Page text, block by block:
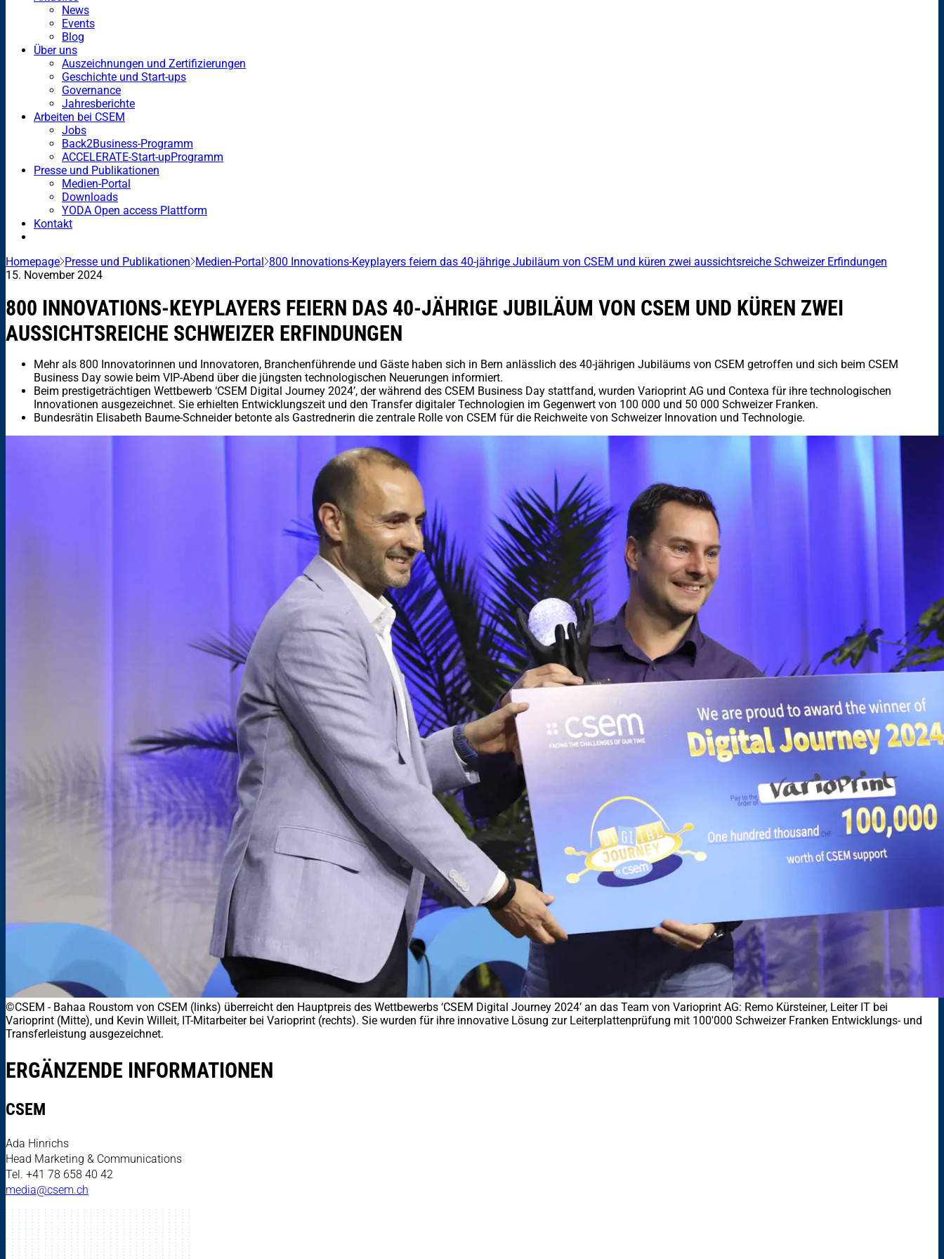
News
Events
Blog
Über uns
Auszeichnungen und Zertifizierungen
Geschichte und Start-ups
Governance
Jahresberichte
Arbeiten bei CSEM
Jobs
Back2Business-Programm
ACCELERATE-Start-upProgramm
Presse und Publikationen
Medien-Portal
Downloads
YODA Open access Plattform
Kontakt
Homepage Presse und Publikationen Medien-Portal 800 Innovations-Keyplayers feiern das 40-jährige Jubiläum von CSEM und küren zwei aussichtsreiche Schweizer Erfindungen
15. November 2024
800 INNOVATIONS-KEYPLAYERS FEIERN DAS 40-JÄHRIGE JUBILÄUM VON CSEM UND KÜREN ZWEI
AUSSICHTSREICHE SCHWEIZER ERFINDUNGEN
Mehr als 800 Innovatorinnen und Innovatoren, Branchenführende und Gäste haben sich in Bern anlässlich des 40-jährigen Jubiläums von CSEM getroffen und sich beim CSEM
Business Day sowie beim VIP-Abend über die jüngsten technologischen Neuerungen informiert.
Beim prestigeträchtigen Wettbewerb ‘CSEM Digital Journey 2024’, der während des CSEM Business Day stattfand, wurden Varioprint AG und Contexa für ihre technologischen
Innovationen ausgezeichnet. Sie erhielten Entwicklungszeit und den Transfer digitaler Technologien im Gegenwert von 100 000 und 50 000 Schweizer Franken.
Bundesrätin Elisabeth Baume-Schneider betonte als Gastrednerin die zentrale Rolle von CSEM für die Reichweite von Schweizer Innovation und Technologie.
©CSEM - Bahaa Roustom von CSEM (links) überreicht den Hauptpreis des Wettbewerbs ‘CSEM Digital Journey 2024’ an das Team von Varioprint AG: Remo Kürsteiner, Leiter IT bei
Varioprint (Mitte), und Kevin Willeit, IT-Mitarbeiter bei Varioprint (rechts). Sie wurden für ihre innovative Lösung zur Leiterplattenprüfung mit 100'000 Schweizer Franken Entwicklungs- und
Transferleistung ausgezeichnet.
ERGÄNZENDE INFORMATIONEN
CSEM
Ada Hinrichs
Head Marketing & Communications
Tel. +41 78 658 40 42
media@csem.ch